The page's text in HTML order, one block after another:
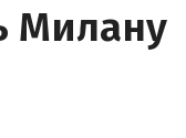
Милану